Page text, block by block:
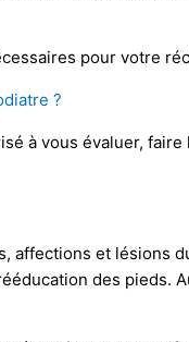
pour votre
?
à vous évaluer,
et
des pieds.